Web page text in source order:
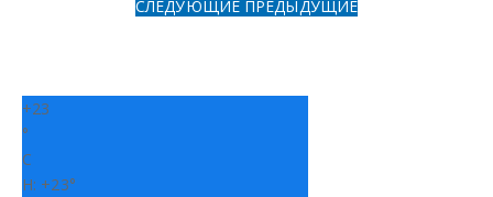
СЛЕДУЮЩИЕ ПРЕДЫДУЩИЕ
+23
°
C
H: +23°